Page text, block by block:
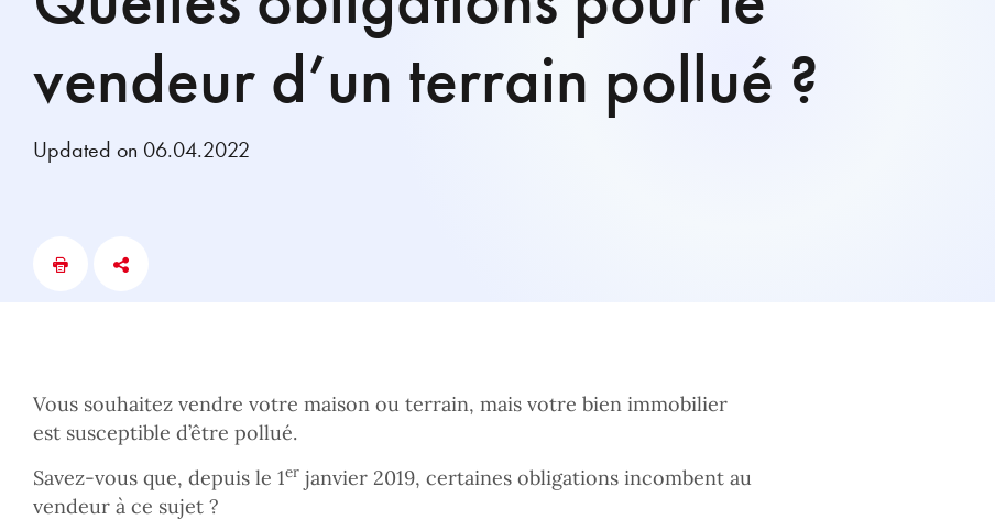
vendeur d’un terrain pollué ?
Updated on 06.04.2022
Vous souhaitez vendre votre maison ou terrain, mais votre bien immobilier
est susceptible d’être pollué.
Savez-vous que, depuis le 1er janvier 2019, certaines obligations incombent au
vendeur à ce sujet ?